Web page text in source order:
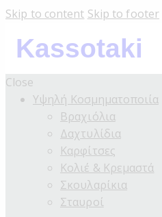
Skip to content Skip to footer
Kassotaki
Close
Υψηλή Κοσμηματοποιία
Βραχιόλια
Δαχτυλίδια
Καρφίτσες
Κολιέ & Κρεμαστά
Σκουλαρίκια
Σταυροί